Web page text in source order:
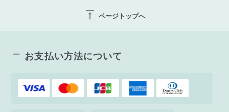
vertical_align_top ページトップへ
お支払い方法について